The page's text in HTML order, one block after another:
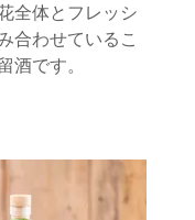
全体とフレッシ
合わせているこ
酒です。